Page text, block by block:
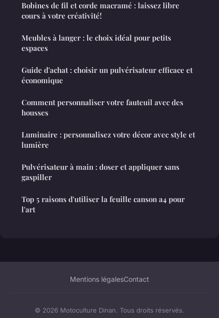
Bobines de fil et corde macramé : laissez libre
cours à votre créativité!
Meubles à langer : le choix idéal pour petits
espaces
Guide d'achat : choisir un pulvérisateur efficace et
économique
Comment personnaliser votre fauteuil avec des
housses
Luminaire : personnalisez votre décor avec style et
lumière
Pulvérisateur à main : doser et appliquer sans
gaspiller
Top 5 raisons d'utiliser la feuille canson a4 pour
l'art
Mentions légalesContact
© 2026 Motoculture Dinan. Tous droits réservés.